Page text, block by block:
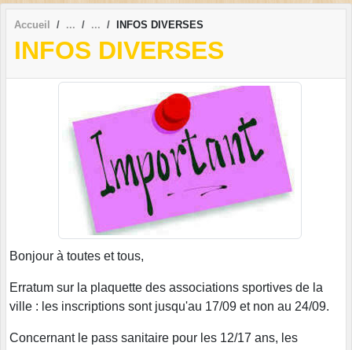
Accueil INFOS DIVERSES
INFOS DIVERSES
Bonjour à toutes et tous,
Erratum sur la plaquette des associations sportives de la
ville : les inscriptions sont jusqu'au 17/09 et non au 24/09.
Concernant le pass sanitaire pour les 12/17 ans, les